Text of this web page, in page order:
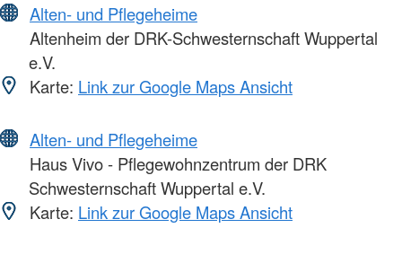
Alten- und Pflegeheime
Altenheim der DRK-Schwesternschaft Wuppertal
e.V.
Karte: Link zur Google Maps Ansicht
Alten- und Pflegeheime
Haus Vivo - Pflegewohnzentrum der DRK
Schwesternschaft Wuppertal e.V.
Karte: Link zur Google Maps Ansicht